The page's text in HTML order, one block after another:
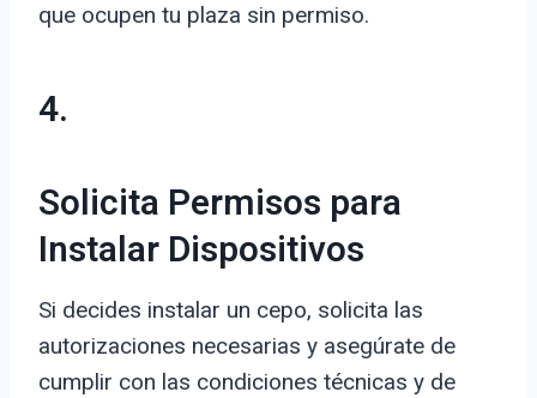
que ocupen tu plaza sin permiso.
4.
Solicita Permisos para
Instalar Dispositivos
Si decides instalar un cepo, solicita las
autorizaciones necesarias y asegúrate de
cumplir con las condiciones técnicas y de